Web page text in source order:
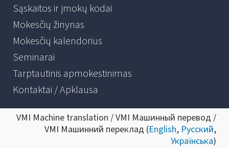
Sąskaitos ir įmokų kodai
Mokesčių žinynas
Mokesčių kalendorius
Seminarai
Tarptautinis apmokestinimas
Kontaktai / Apklausa
VMI Machine translation / VMI Машинный перевод /
VMI Машинний переклад (English, Русский,
Українська)